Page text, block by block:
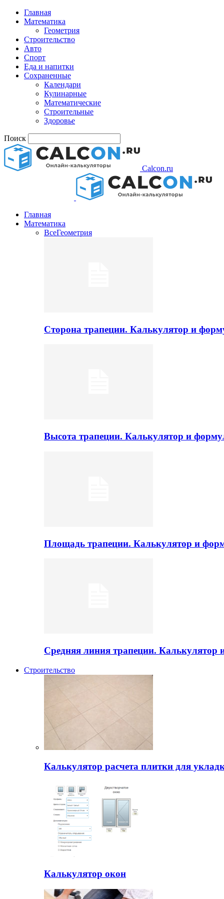
Главная
Математика
Геометрия
Строительство
Авто
Спорт
Еда и напитки
Сохраненные
Календари
Кулинарные
Математические
Строительные
Здоровье
Поиск
Calcon.ru
Главная
Математика
ВсеГеометрия
Сторона трапеции. Калькулятор и
Высота трапеции. Калькулятор и
Площадь трапеции. Калькулятор и
Средняя линия трапеции.
Строительство
Калькулятор расчета плитки для
Калькулятор окон